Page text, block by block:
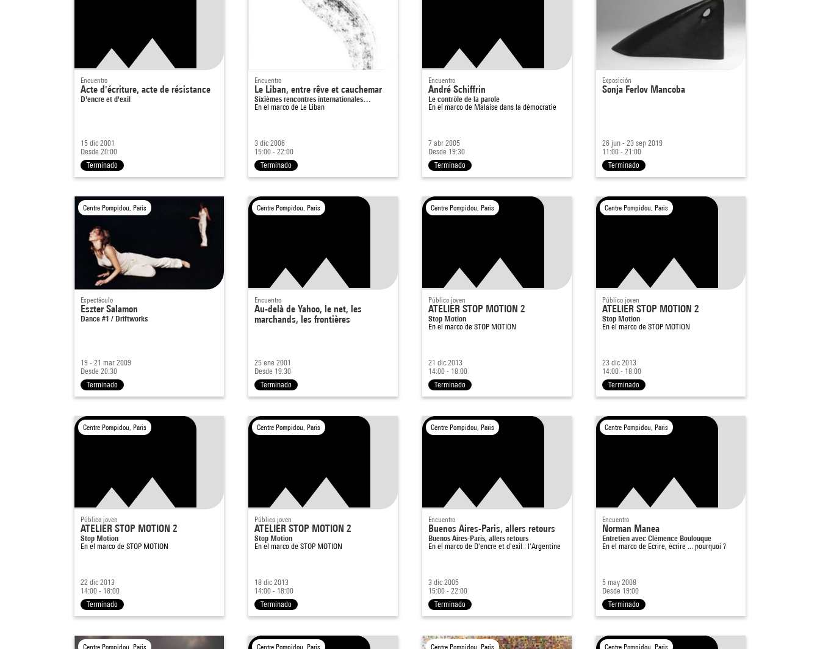
Encuentro
Acte d'écriture, acte de résistance
D'encre et d'exil
15 dic 2001
Desde 20:00
Terminado
Encuentro
Le Liban, entre rêve et cauchemar
Sixièmes rencontres internationales…
En el marco de Le Liban
3 dic 2006
15:00 - 22:00
Terminado
Encuentro
André Schiffrin
Le contrôle de la parole
En el marco de Malaise dans la démocratie
7 abr 2005
Desde 19:30
Terminado
Exposición
Sonja Ferlov Mancoba
26 jun - 23 sep 2019
11:00 - 21:00
Terminado
Centre Pompidou, Paris
Espectáculo
Eszter Salamon
Dance #1 / Driftworks
19 - 21 mar 2009
Desde 20:30
Terminado
Centre Pompidou, Paris
Encuentro
Au-delà de Yahoo, le net, les
marchands, les frontières
25 ene 2001
Desde 19:30
Terminado
Centre Pompidou, Paris
Público joven
ATELIER STOP MOTION 2
Stop Motion
En el marco de STOP MOTION
21 dic 2013
14:00 - 18:00
Terminado
Centre Pompidou, Paris
Público joven
ATELIER STOP MOTION 2
Stop Motion
En el marco de STOP MOTION
23 dic 2013
14:00 - 18:00
Terminado
Centre Pompidou, Paris
Público joven
ATELIER STOP MOTION 2
Stop Motion
En el marco de STOP MOTION
22 dic 2013
14:00 - 18:00
Terminado
Centre Pompidou, Paris
Público joven
ATELIER STOP MOTION 2
Stop Motion
En el marco de STOP MOTION
18 dic 2013
14:00 - 18:00
Terminado
Centre Pompidou, Paris
Encuentro
Buenos Aires-Paris, allers retours
Buenos Aires-Paris, allers retours
En el marco de D'encre et d'exil : l'Argentine
3 dic 2005
15:00 - 22:00
Terminado
Centre Pompidou, Paris
Encuentro
Norman Manea
Entretien avec Clémence Boulouque
En el marco de Ecrire, écrire ... pourquoi ?
5 may 2008
Desde 19:00
Terminado
Centre Pompidou, Paris Centre Pompidou, Paris Centre Pompidou, Paris Centre Pompidou, Paris